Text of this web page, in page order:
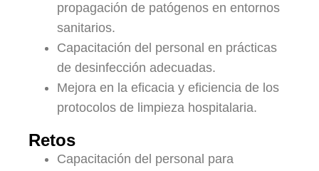
propagación de patógenos en entornos
sanitarios.
Capacitación del personal en prácticas
de desinfección adecuadas.
Mejora en la eficacia y eficiencia de los
protocolos de limpieza hospitalaria.
Retos
Capacitación del personal para